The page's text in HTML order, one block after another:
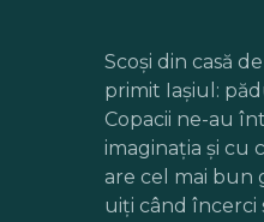
Scoși din casă
primit Iașiul:
Copacii ne-au
imaginația și cu
are cel mai bun
uiți când încerci